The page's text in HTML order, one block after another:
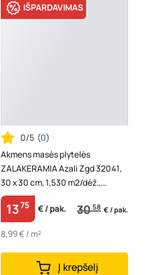
IŠPARDAVIMAS
0/5 (0)
Akmens masės plytelės
ZALAKERAMIA Azali Zgd 32041,
30 x 30 cm, 1,530 m2/dėž.,
glazūruotos, Vengrija
1375 € / pak. 3058 € / pak.
8,99 € / m²
Į krepšelį